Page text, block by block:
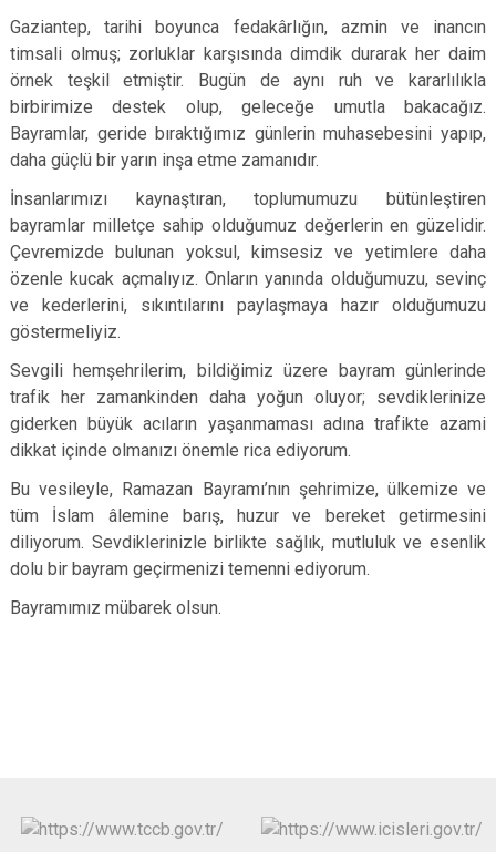
Gaziantep, tarihi boyunca fedakârlığın, azmin ve inancın
timsali olmuş; zorluklar karşısında dimdik durarak her daim
örnek teşkil etmiştir. Bugün de aynı ruh ve kararlılıkla
birbirimize destek olup, geleceğe umutla bakacağız.
Bayramlar, geride bıraktığımız günlerin muhasebesini yapıp,
daha güçlü bir yarın inşa etme zamanıdır.
İnsanlarımızı kaynaştıran, toplumumuzu bütünleştiren
bayramlar milletçe sahip olduğumuz değerlerin en güzelidir.
Çevremizde bulunan yoksul, kimsesiz ve yetimlere daha
özenle kucak açmalıyız. Onların yanında olduğumuzu, sevinç
ve kederlerini, sıkıntılarını paylaşmaya hazır olduğumuzu
göstermeliyiz.
Sevgili hemşehrilerim, bildiğimiz üzere bayram günlerinde
trafik her zamankinden daha yoğun oluyor; sevdiklerinize
giderken büyük acıların yaşanmaması adına trafikte azami
dikkat içinde olmanızı önemle rica ediyorum.
Bu vesileyle, Ramazan Bayramı’nın şehrimize, ülkemize ve
tüm İslam âlemine barış, huzur ve bereket getirmesini
diliyorum. Sevdiklerinizle birlikte sağlık, mutluluk ve esenlik
dolu bir bayram geçirmenizi temenni ediyorum.
Bayramımız mübarek olsun.